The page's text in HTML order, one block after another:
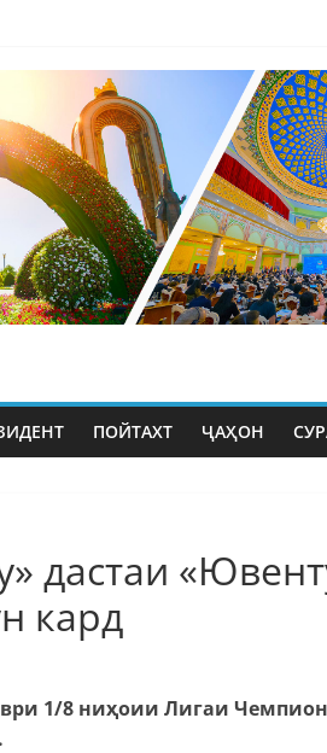
ПОЙТАХТ ҶАҲОН
дастаи
кард
1/8 ниҳоии Лигаи Чемпион
.